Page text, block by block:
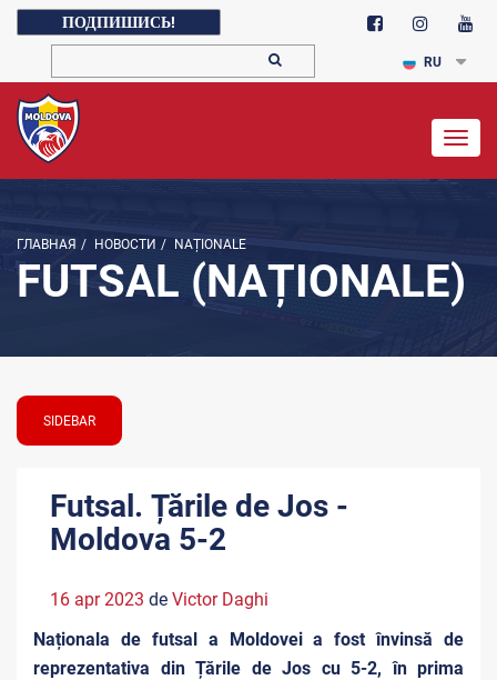
ПОДПИШИСЬ!
RU
ГЛАВНАЯ / НОВОСТИ / NAȚIONALE
FUTSAL (NAȚIONALE)
SIDEBAR
Futsal. Țările de Jos -
Moldova 5-2
16 apr 2023 de Victor Daghi
Naționala de futsal a Moldovei a fost învinsă de
reprezentativa din Țările de Jos cu 5-2, în prima